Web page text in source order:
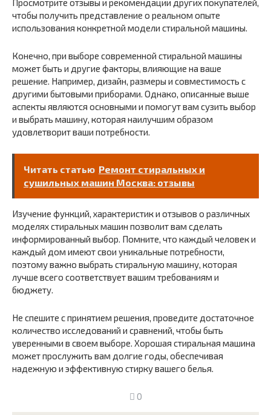
Просмотрите отзывы и рекомендации других покупателей,
чтобы получить представление о реальном опыте
использования конкретной модели стиральной машины.
Конечно, при выборе современной стиральной машины
может быть и другие факторы, влияющие на ваше
решение. Например, дизайн, размеры и совместимость с
другими бытовыми приборами. Однако, описанные выше
аспекты являются основными и помогут вам сузить выбор
и выбрать машину, которая наилучшим образом
удовлетворит ваши потребности.
Читать статью Ремонт стиральных и
сушильных машин Москва: отзывы
Изучение функций, характеристик и отзывов о различных
моделях стиральных машин позволит вам сделать
информированный выбор. Помните, что каждый человек и
каждый дом имеют свои уникальные потребности,
поэтому важно выбрать стиральную машину, которая
лучше всего соответствует вашим требованиям и
бюджету.
Не спешите с принятием решения, проведите достаточное
количество исследований и сравнений, чтобы быть
уверенными в своем выборе. Хорошая стиральная машина
может прослужить вам долгие годы, обеспечивая
надежную и эффективную стирку вашего белья.
0